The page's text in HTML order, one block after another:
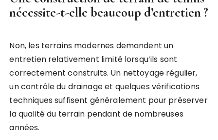
nécessite-t-elle beaucoup d’entretien ?
Non, les terrains modernes demandent un
entretien relativement limité lorsqu’ils sont
correctement construits. Un nettoyage régulier,
un contrôle du drainage et quelques vérifications
techniques suffisent généralement pour préserver
la qualité du terrain pendant de nombreuses
années.